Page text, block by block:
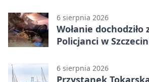
6 sierpnia 2026
Wołanie dochodziło
Policjanci w
6 sierpnia 2026